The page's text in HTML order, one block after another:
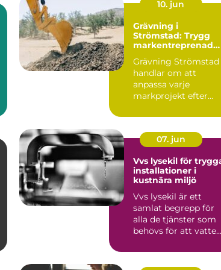
10. jun
Grävning i
Strömstad: Trygg
markentreprenad
Grävning Strömstad
handlar om att
anpassa varje
markprojekt efter
speciella f...
07. jun
Vvs lysekil för
installationer i
kustnära miljö
Vvs lysekil är ett
samlat begrepp för
alla de tjänster som
behövs för att